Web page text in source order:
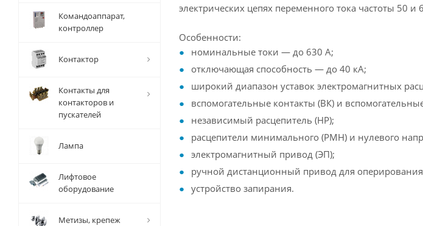
электрических цепях переменного тока частоты 50
Особенности:
номинальные токи — до 630 А;
отключающая способность — до 40 кА;
широкий диапазон уставок электромагнитных
вспомогательные контакты (ВК) и
независимый расцепитель (НР);
расцепители минимального (PMН) и нулевого
электромагнитный привод (ЭП);
ручной дистанционный привод для оперирования
устройство запирания.
Командоаппарат,
контроллер
Контактор
Контакты для
контакторов и
пускателей
Лампа
Лифтовое
оборудование
Метизы, крепеж